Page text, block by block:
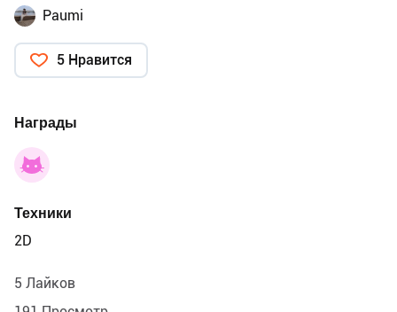
Paumi
5 Нравится
Награды
Техники
2D
5 Лайков